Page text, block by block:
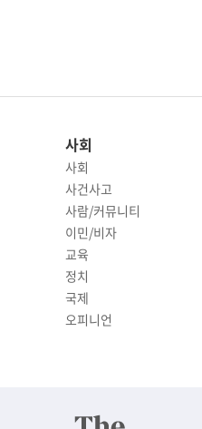
사회
사회
사건사고
사람/커뮤니티
이민/비자
교육
정치
국제
오피니언